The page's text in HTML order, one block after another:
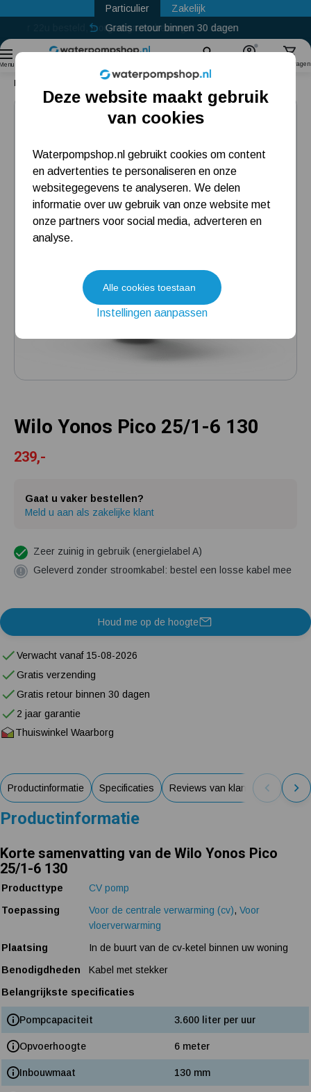
Particulier
Zakelijk
Gratis retour binnen 30 dagen
Winkelwagen
Hydrofoorpomp
Dompelpomp
Pompput
Meest gelezen blogs
Tuin besproeien? Lees hier welke tuinpomp u nodig heeft
Installatie van een beregenings- / hydrofoorpomp
Kelder / kruipruimte ondergelopen, wat nu?
Wilo Yonos Pico 25/1-6 130
239,-
Gaat u vaker bestellen?
Meld u aan als zakelijke klant
Zeer zuinig in gebruik (energielabel A)
Geleverd zonder stroomkabel: bestel een losse kabel mee
Houd me op de hoogte
Verwacht vanaf 15-08-2026
Gratis verzending
Gratis retour binnen 30 dagen
2 jaar garantie
Thuiswinkel Waarborg
Productinformatie Specificaties Reviews van klanten
Productinformatie
Korte samenvatting van de Wilo Yonos Pico
25/1-6 130
Producttype
CV pomp
Toepassing
Voor de centrale verwarming (cv), Voor
vloerverwarming
Plaatsing
In de buurt van de cv-ketel binnen uw woning
Benodigdheden
Kabel met stekker
Belangrijkste specificaties
Pompcapaciteit 3.600 liter per uur
Opvoerhoogte 6 meter
Inbouwmaat 130 mm
Deze website maakt gebruik
van cookies
Waterpompshop.nl gebruikt cookies om content
en advertenties te personaliseren en onze
websitegegevens te analyseren. We delen
informatie over uw gebruik van onze website met
onze partners voor social media, adverteren en
analyse.
Alle cookies toestaan
Instellingen aanpassen